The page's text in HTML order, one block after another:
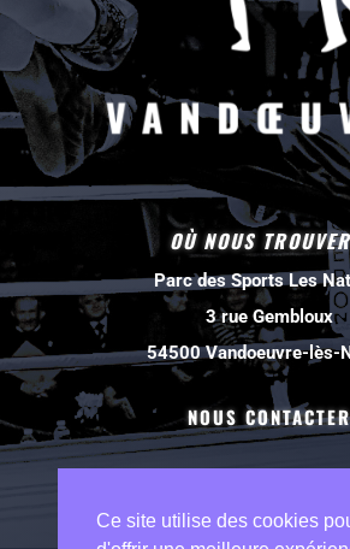
OÙ NOUS
Parc des Sports Les
3 rue Gembloux
54500 Vandoeuvre-lès-
NOUS CONTACTER
Ce site utilise des cookies